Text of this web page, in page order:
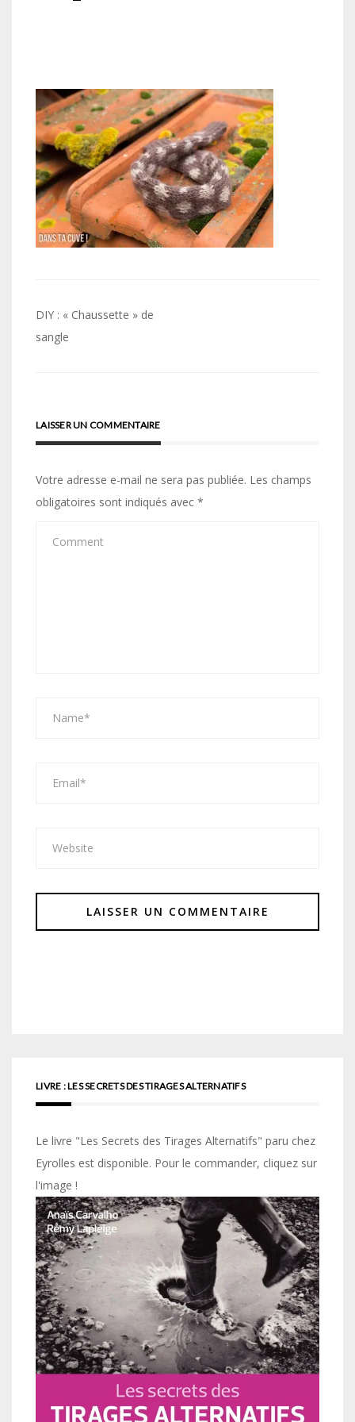
Navigation
de
DIY : « Chaussette » de
sangle
LAISSER UN COMMENTAIRE
Votre adresse e-mail ne sera pas publiée. Les champs
obligatoires sont indiqués avec *
LIVRE : LES SECRETS DES TIRAGES ALTERNATIFS
Le livre "Les Secrets des Tirages Alternatifs" paru chez
Eyrolles est disponible. Pour le commander, cliquez sur
l'image !